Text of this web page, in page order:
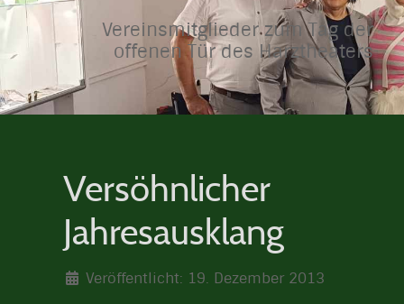
Vereinsmitglieder zum Tag der
offenen Tür des Harztheaters
Versöhnlicher
Jahresausklang
Veröffentlicht: 19. Dezember 2013